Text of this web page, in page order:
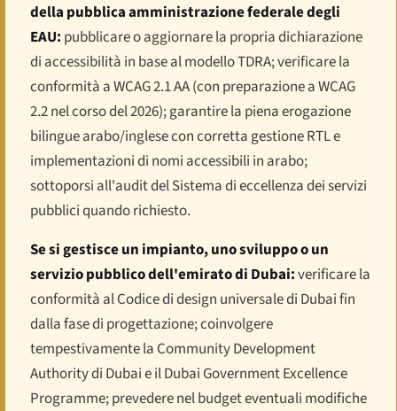
della pubblica amministrazione federale degli
EAU: pubblicare o aggiornare la propria dichiarazione
di accessibilità in base al modello TDRA; verificare la
conformità a WCAG 2.1 AA (con preparazione a WCAG
2.2 nel corso del 2026); garantire la piena erogazione
bilingue arabo/inglese con corretta gestione RTL e
implementazioni di nomi accessibili in arabo;
sottoporsi all'audit del Sistema di eccellenza dei servizi
pubblici quando richiesto.
Se si gestisce un impianto, uno sviluppo o un
servizio pubblico dell'emirato di Dubai:verificare la
conformità al Codice di design universale di Dubai fin
dalla fase di progettazione; coinvolgere
tempestivamente la Community Development
Authority di Dubai e il Dubai Government Excellence
Programme; prevedere nel budget eventuali modifiche